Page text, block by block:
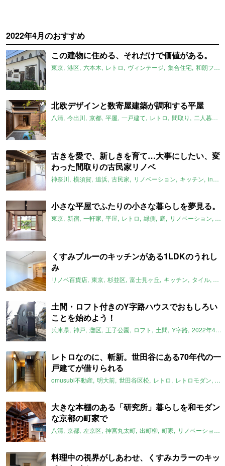
2022年4月のおすすめ
この建物に住める、それだけで価値がある。
東京 港区 六本木 レトロ ヴィンテージ 集合住宅 和朗フラット
北欧デザインと数寄屋建築が調和する平屋
八清 今出川 京都 平屋 一戸建て レトロ 間取り 二人暮らし
古きを愛で、新しきを育て…大事にしたい、変
わった間取りの古民家リノベ
神奈川 横須賀 追浜 古民家 リノベーション キッチン instagram
小さな平屋でふたりの小さな暮らしを夢見る。
東京 新宿 一軒家 平屋 レトロ 縁側 庭 リノベーション ス
くすみブルーのキッチンがある1LDKのうれし
み
リノベ百貨店 東京 杉並区 富士見ヶ丘 キッチン タイル 一
土間・ロフト付きのY字路ハウスでおもしろい
ことを始めよう！
兵庫県 神戸 灘区 王子公園 ロフト 土間 Y字路 2022年4月のおすすめ
レトロなのに、斬新。世田谷にある70年代の一
戸建てが借りられる
omusubi不動産 明大前 世田谷区松 レトロ レトロモダン 和
大きな本棚のある「研究所」暮らしを和モダン
な京都の町家で
八清 京都 左京区 神宮丸太町 出町柳 町家 リノベーション
料理中の視界がしあわせ、くすみカラーのキッ